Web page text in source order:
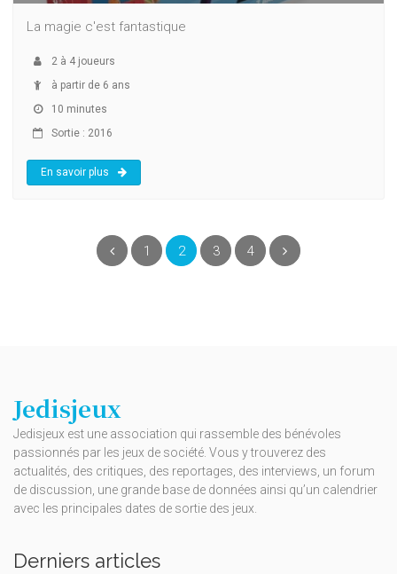
La magie c'est fantastique
2 à 4 joueurs
à partir de 6 ans
10 minutes
Sortie : 2016
En savoir plus
Précédent
1 2(current)
3 4 Suivant
Jedisjeux
Jedisjeux est une association qui rassemble des bénévoles
passionnés par les jeux de société. Vous y trouverez des
actualités, des critiques, des reportages, des interviews, un forum
de discussion, une grande base de données ainsi qu’un calendrier
avec les principales dates de sortie des jeux.
Derniers articles